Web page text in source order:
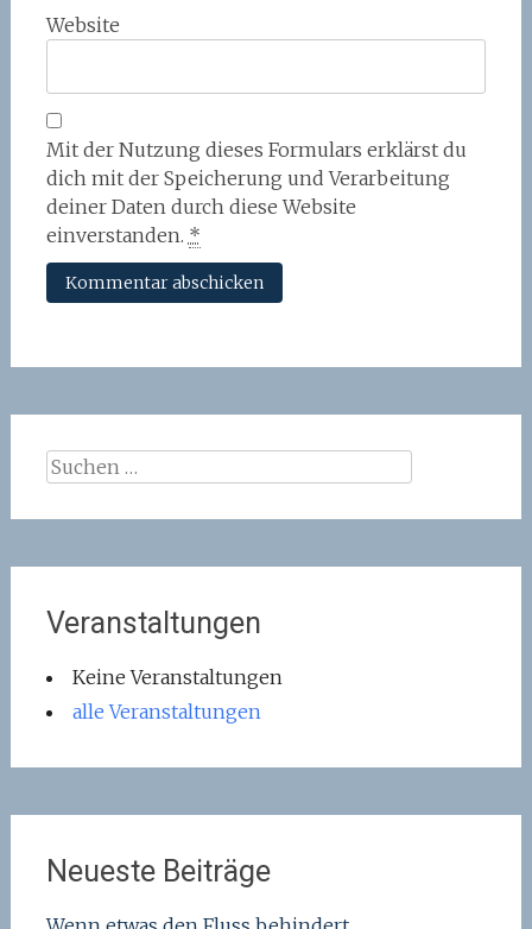
Website
Mit der Nutzung dieses Formulars erklärst du
dich mit der Speicherung und Verarbeitung
deiner Daten durch diese Website
einverstanden. *
Suchen
Veranstaltungen
Keine Veranstaltungen
alle Veranstaltungen
Neueste Beiträge